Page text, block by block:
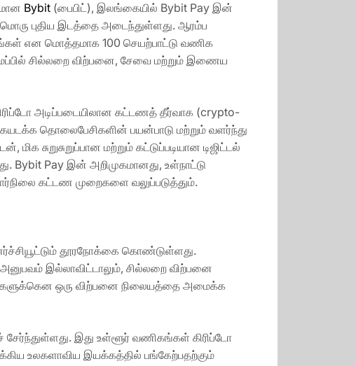
Bybit (பைபிட்), இலங்கையில் Bybit Pay இன்
புதிய இடத்தை அடைந்துள்ளது. ஆரம்ப
என மொத்தமாக 100 செயற்பாட்டு வணிக
சில்லறை விற்பனை, சேவை மற்றும் இணைய
அடிப்படையிலான கட்டணத் தீர்வாக (crypto-
தொலைபேசிகளின் பயன்பாடு மற்றும் வளர்ந்து
சுறுசுறுப்பான மற்றும் கட்டுப்படியான டிஜிட்டல்
Pay இன் அறிமுகமானது, உள்நாட்டு
கட்டண முறைகளை வலுப்படுத்தும்.
தூரநோக்கை கொண்டுள்ளது.
இல்லாவிட்டாலும், சில்லறை விற்பனை
ஒரு விற்பனை நிலையத்தை அமைக்க
இது உள்ளூர் வணிகங்கள் கிரிப்டோ
உலகளாவிய இயக்கத்தில் பங்கேற்பதற்கும்